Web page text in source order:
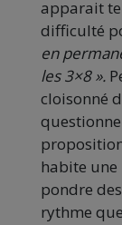
apparait
difficulté
en
les 3×8 ».
cloisonné
habite
pondre
rythme